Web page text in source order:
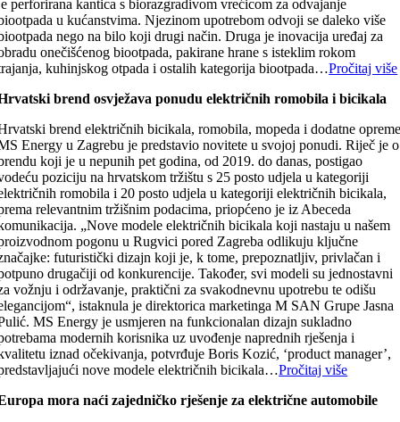
perforirana kantica s biorazgradivom vrećicom za odvajanje
u kućanstvima. Njezinom upotrebom odvoji se daleko više
nego na bilo koji drugi način. Druga je inovacija uređaj za
onečišćenog biootpada, pakirane hrane s isteklim rokom
kuhinjskog otpada i ostalih kategorija biootpada…Pročitaj više
brend osvježava ponudu električnih romobila i bicikala
brend električnih bicikala, romobila, mopeda i dodatne
Energy u Zagrebu je predstavio novitete u svojoj ponudi. Riječ je o
koji je u nepunih pet godina, od 2019. do danas, postigao
poziciju na hrvatskom tržištu s 25 posto udjela u kategoriji
romobila i 20 posto udjela u kategoriji električnih bicikala,
relevantnim tržišnim podacima, priopćeno je iz Abeceda
„Nove modele električnih bicikala koji nastaju u našem
pogonu u Rugvici pored Zagreba odlikuju ključne
futuristički dizajn koji je, k tome, prepoznatljiv, privlačan i
drugačiji od konkurencije. Također, svi modeli su jednostavni
vožnju i održavanje, praktični za svakodnevnu upotrebu te odišu
istaknula je direktorica marketinga M SAN Grupe Jasna
MS Energy je usmjeren na funkcionalan dizajn sukladno
modernih korisnika uz uvođenje naprednih rješenja i
iznad očekivanja, potvrđuje Boris Kozić, ‘product manager’,
nove modele električnih bicikala…Pročitaj više
mora naći zajedničko rješenje za električne automobile